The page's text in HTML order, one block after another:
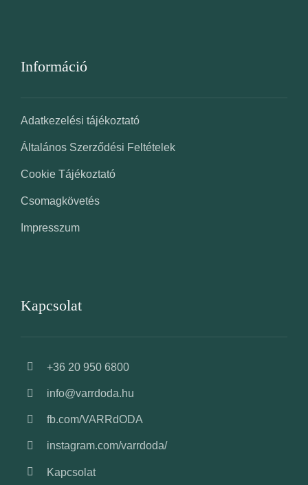
Információ
Adatkezelési tájékoztató
Általános Szerződési Feltételek
Cookie Tájékoztató
Csomagkövetés
Impresszum
Kapcsolat
+36 20 950 6800
info@varrdoda.hu
fb.com/VARRdODA
instagram.com/varrdoda/
Kapcsolat